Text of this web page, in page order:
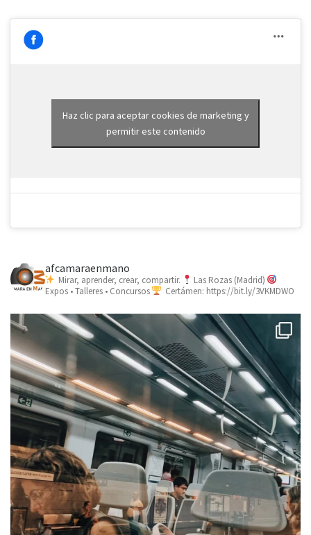
Haz clic para aceptar cookies de marketing y
permitir este contenido
afcamaraenmano
Mirar, aprender, crear, compartir.
Las Rozas (Madrid)
Expos • Talleres • Concursos
Certámen: https://bit.ly/3VKMDWO